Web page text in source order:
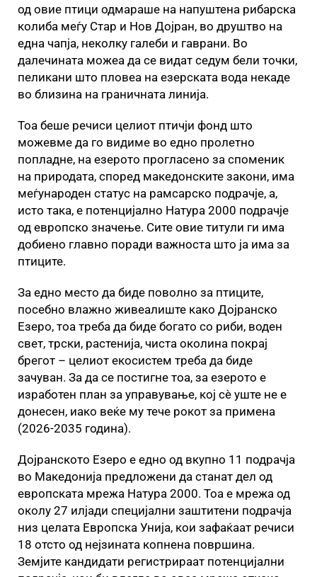
од овие птици одмaраше на напуштена рибарска
колиба меѓу Стар и Нов Дојран, во друштво на
една чапја, неколку галеби и гаврани. Во
далечината можеа да се видат седум бели точки,
пеликани што пловеа на езерската вода некаде
во близина на граничната линија.
Тоа беше речиси целиот птичји фонд што
можевме да го видиме во едно пролетно
попладне, на езерото прогласено за споменик
на природата, според македонските закони, има
меѓународен статус на рамсарско подрачје, а,
исто така, е потенцијално Натура 2000 подрачје
од европско значење. Сите овие титули ги има
добиено главно поради важноста што ја има за
птиците.
За едно место да биде поволно за птиците,
посебно влажно живеалиште како Дојранско
Езеро, тоа треба да биде богато со риби, воден
свет, трски, растенија, чиста околина покрај
брегот – целиот екосистем треба да биде
зачуван. За да се постигне тоа, за езерото е
изработен план за управување, кој сè уште не е
донесен, иако веќе му тече рокот за примена
(2026-2035 година).
Дојранското Езеро е едно од вкупно 11 подрачја
во Македонија предложени да станат дел од
европската мрежа Натура 2000. Тоа е мрежа од
околу 27 илјади специјални заштитени подрачја
низ целата Европска Унија, кои зафаќаат речиси
18 отсто од нејзината копнена површина.
Земјите кандидати регистрираат потенцијални